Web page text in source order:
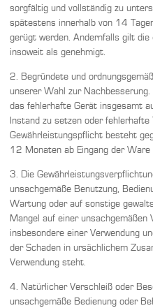
sorgfältig und vollständig zu
spätestens innerhalb von 14
gerügt werden. Andernfalls gilt
insoweit als genehmigt.
2. Begründete und
unserer Wahl zur
das fehlerhafte Gerät insgesamt
Instand zu setzen oder
Gewährleistungspflicht besteht
12 Monaten ab Eingang der
3. Die
unsachgemäße Benutzung,
Wartung oder auf sonstige
Mangel auf einer unsachgemäßen
insbesondere einer Verwendung
der Schaden in ursächlichem
Verwendung steht.
4. Natürlicher Verschleiß oder
unsachgemäße Bedienung oder